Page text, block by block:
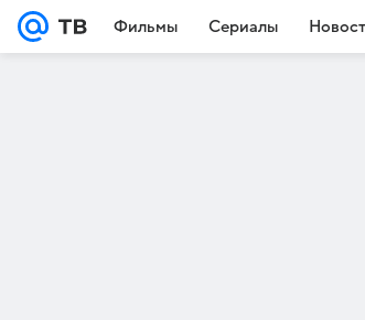
Фильмы Сериалы